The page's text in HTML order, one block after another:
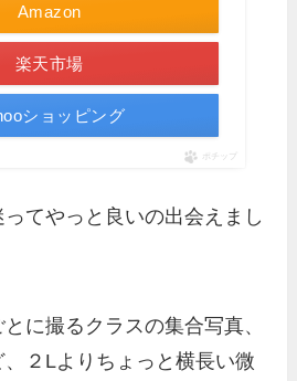
Amazon
楽天市場
ショッピング
ポチップ
てやっと良いの出会えまし
に撮るクラスの集合写真、
２Lよりちょっと横長い微